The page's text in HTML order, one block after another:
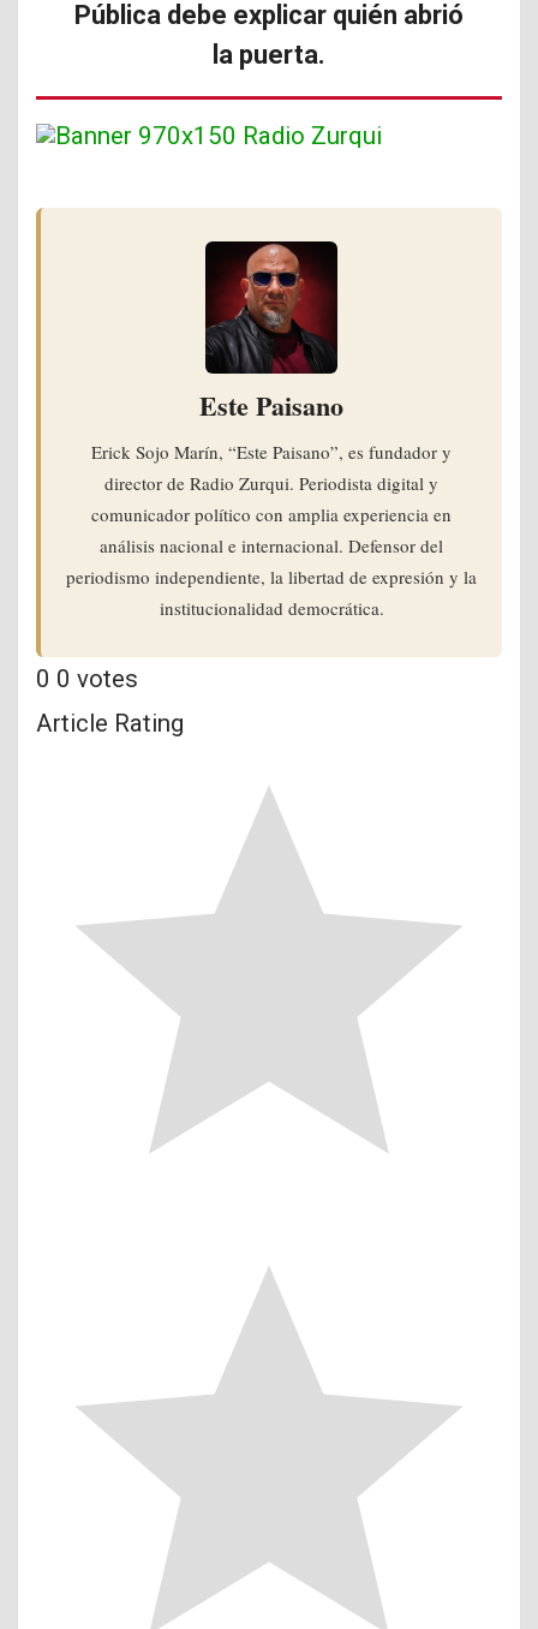
Pública debe explicar quién abrió
la puerta.
Este Paisano
Erick Sojo Marín, “Este Paisano”, es fundador y
director de Radio Zurqui. Periodista digital y
comunicador político con amplia experiencia en
análisis nacional e internacional. Defensor del
periodismo independiente, la libertad de expresión y la
institucionalidad democrática.
0 0 votes
Article Rating